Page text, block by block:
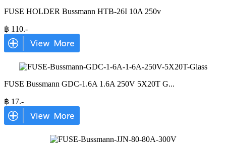
FUSE HOLDER Bussmann HTB-26I 10A 250v
฿ 110.-
FUSE Bussmann GDC-1.6A 1.6A 250V 5X20T G...
฿ 17.-